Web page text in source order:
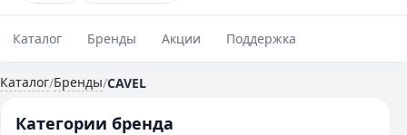
Каталог Бренды Акции Поддержка
Каталог/Бренды/CAVEL
Категории бренда